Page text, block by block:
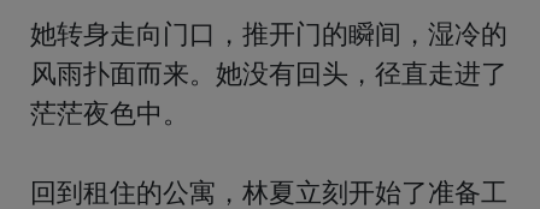
她转身走向门口，推开门的瞬间，湿冷的
风雨扑面而来。她没有回头，径直走进了
茫茫夜色中。
回到租住的公寓，林夏立刻开始了准备工